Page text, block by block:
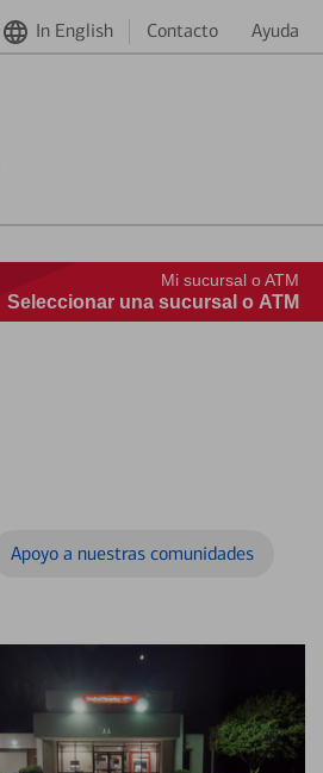
In English Contacto Ayuda
Mi sucursal o ATM
Seleccionar una sucursal o ATM
Apoyo a nuestras comunidades